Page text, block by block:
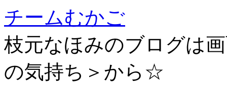
チームむかご
枝元なほみのブログは
の気持ち＞から☆